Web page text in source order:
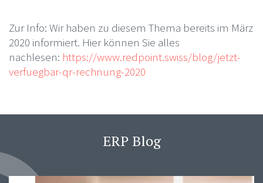
Zur Info: Wir haben zu diesem Thema bereits im März
2020 informiert. Hier können Sie alles
nachlesen: https://www.redpoint.swiss/blog/jetzt-
verfuegbar-qr-rechnung-2020
ERP Blog